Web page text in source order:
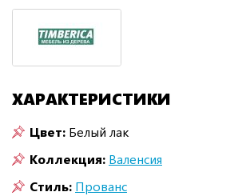
ХАРАКТЕРИСТИКИ
Цвет: Белый лак
Коллекция: Валенсия
Стиль: Прованс